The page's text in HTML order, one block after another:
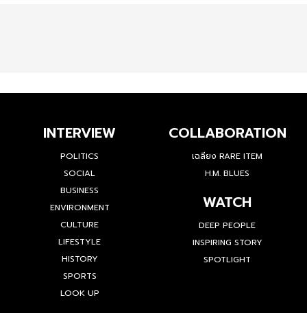
INTERVIEW
POLITICS
SOCIAL
BUSINESS
ENVIRONMENT
CULTURE
LIFESTYLE
HISTORY
SPORTS
LOOK UP
COLLABORATION
เฉลียง RARE ITEM
H.M. BLUES
WATCH
DEEP PEOPLE
INSPIRING STORY
SPOTLIGHT